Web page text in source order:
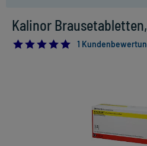
Kalinor Brausetabletten,
5.01